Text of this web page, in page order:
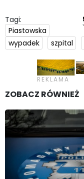
Tagi:
Piastowska
wypadek
szpital
ZOBACZ RÓWNIEŻ